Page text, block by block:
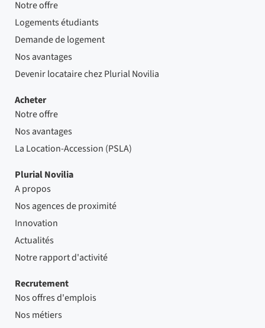
Notre offre
Logements étudiants
Demande de logement
Nos avantages
Devenir locataire chez Plurial Novilia
Acheter
Notre offre
Nos avantages
La Location-Accession (PSLA)
Plurial Novilia
A propos
Nos agences de proximité
Innovation
Actualités
Notre rapport d'activité
Recrutement
Nos offres d'emplois
Nos métiers